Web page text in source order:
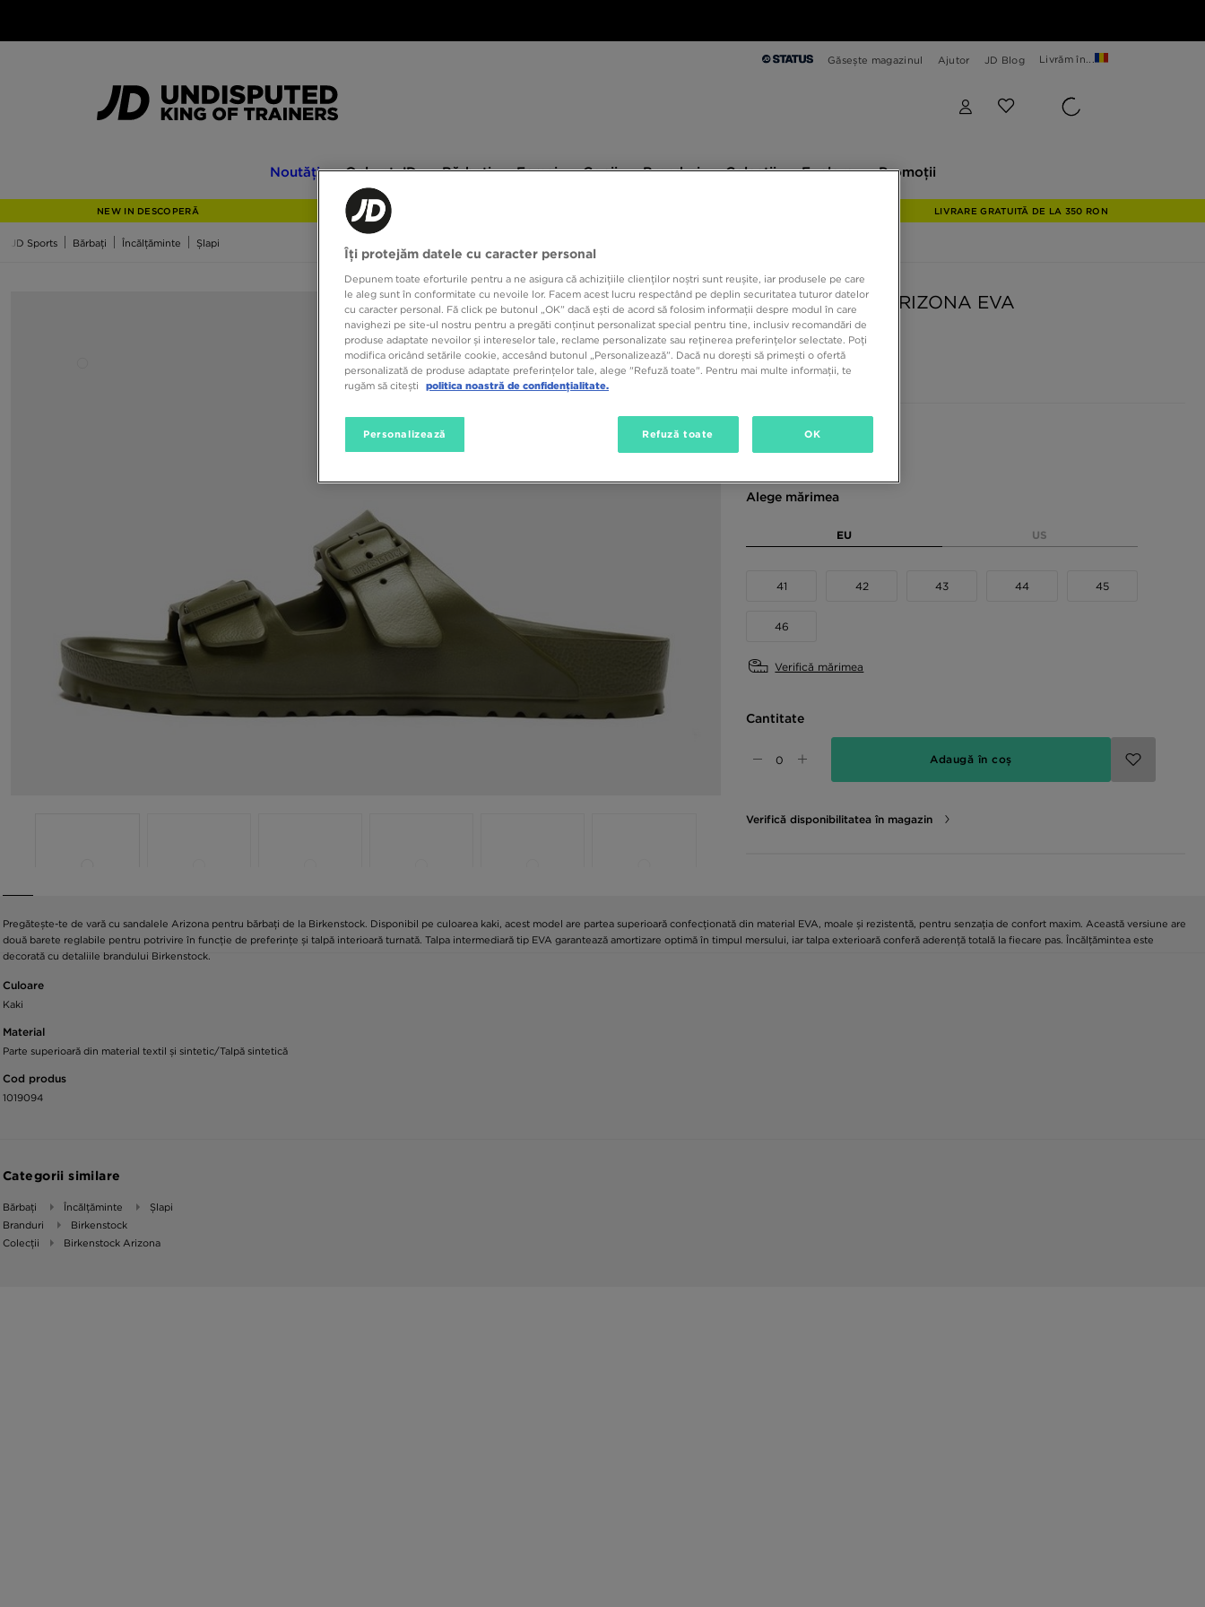
Găsește magazinul Ajutor JD Blog Livrăm în...
Noutăți
JD
Only at JD Bărbați Femei Copii Branduri Colecții Explore Promoții
NEW IN DESCOPERĂ LIVRARE GRATUITĂ DE LA 350 RON
JD Sports Bărbați Încălțăminte Șlapi
BIRKENSTOCK ARIZONA EVA
279,99 RON
Culori disponibile
Alege mărimea
EU US
41 42 43 44 45
46
Verifică mărimea
Cantitate
Adaugă în coș
Verifică disponibilitatea în magazin
Pregătește-te de vară cu sandalele Arizona pentru bărbați de la Birkenstock. Disponibil pe culoarea kaki, acest model are partea superioară confecționată din material EVA, moale și rezistentă, pentru senzația de confort maxim. Această versiune are
două barete reglabile pentru potrivire în funcție de preferințe și talpă interioară turnată. Talpa intermediară tip EVA garantează amortizare optimă în timpul mersului, iar talpa exterioară conferă aderență totală la fiecare pas. Încălțămintea este
decorată cu detaliile brandului Birkenstock.
Culoare
Kaki
Material
Parte superioară din material textil și sintetic/Talpă sintetică
Cod produs
1019094
Categorii similare
Bărbați Încălțăminte
Șlapi
Branduri
Birkenstock
Colecții
Birkenstock Arizona
Îți protejăm datele cu caracter personal
Depunem toate eforturile pentru a ne asigura că achizițiile clienților noștri sunt reușite, iar produsele pe care
le aleg sunt în conformitate cu nevoile lor. Facem acest lucru respectând pe deplin securitatea tuturor datelor
cu caracter personal. Fă click pe butonul „OK” dacă ești de acord să folosim informații despre modul în care
navighezi pe site-ul nostru pentru a pregăti conținut personalizat special pentru tine, inclusiv recomandări de
produse adaptate nevoilor și intereselor tale, reclame personalizate sau reținerea preferințelor selectate. Poți
modifica oricând setările cookie, accesând butonul „Personalizează”. Dacă nu dorești să primești o ofertă
personalizată de produse adaptate preferințelor tale, alege "Refuză toate". Pentru mai multe informații, te
rugăm să citești
politica noastră de confidențialitate.
Personalizează Refuză toate OK